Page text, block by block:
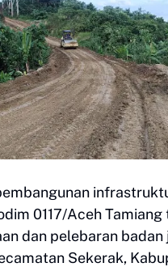
0117/Aceh
dan pelebaran
Sekerak,